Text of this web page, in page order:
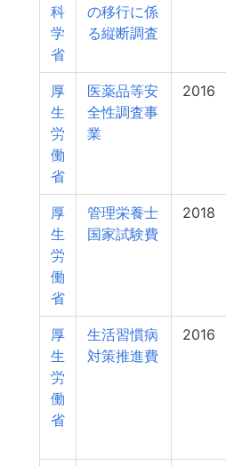
科
学
省
の移行に係
る縦断調査
厚
生
労
働
省
医薬品等安
全性調査事
業
2016
厚
生
労
働
省
管理栄養士
国家試験費
2018
厚
生
労
働
省
生活習慣病
対策推進費
2016